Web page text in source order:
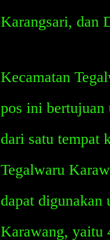
Karangsari, dan
Kecamatan
pos ini bertujuan
dari satu tempat
Tegalwaru
dapat digunakan
Karawang, yaitu